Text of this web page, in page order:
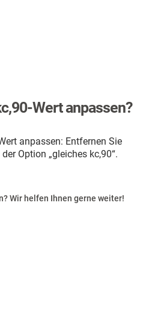
Wert anpassen?
anpassen: Entfernen Sie
Option „gleiches kc,90“.
Wir helfen Ihnen gerne weiter!